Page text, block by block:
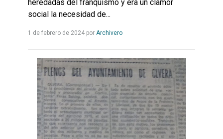
heredadas del franquismo y era un clamor
social la necesidad de...
1 de febrero de 2024por ArchiveroLeer